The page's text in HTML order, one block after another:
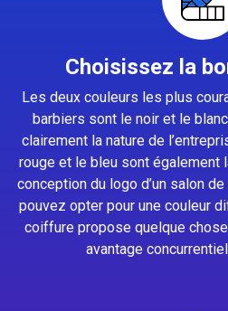
Choisissez la
Les deux couleurs les plus
barbiers sont le noir et le
clairement la nature de
rouge et le bleu sont également
conception du logo d’un salon
pouvez opter pour une couleur
coiffure propose quelque
avantage